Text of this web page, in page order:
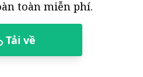
toàn miễn phí.
Tải về